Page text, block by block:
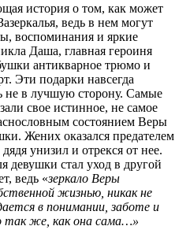
история о том, как может
ведь в нем могут
воспоминания и яркие
Даша, главная героиня
антикварное трюмо и
Эти подарки навсегда
не в лучшую сторону. Самые
свое истинное, не самое
состоянием Веры
Жених оказался предателем
унизил и отрекся от нее.
девушки стал уход в другой
ведь «зеркало Веры
жизнью, никак не
в понимании, заботе и
же, как она сама…»